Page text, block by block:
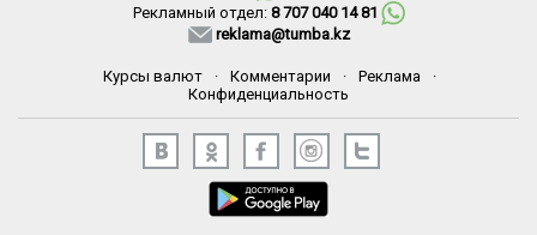
Рекламный отдел: 8 707 040 14 81
reklama@tumba.kz
Курсы валют · Комментарии · Реклама
·
Конфиденциальность